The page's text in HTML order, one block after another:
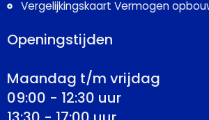
Vergelijkingskaart Vermogen
Openingstijden
Maandag t/m vrijdag
09:00 - 12:30 uur